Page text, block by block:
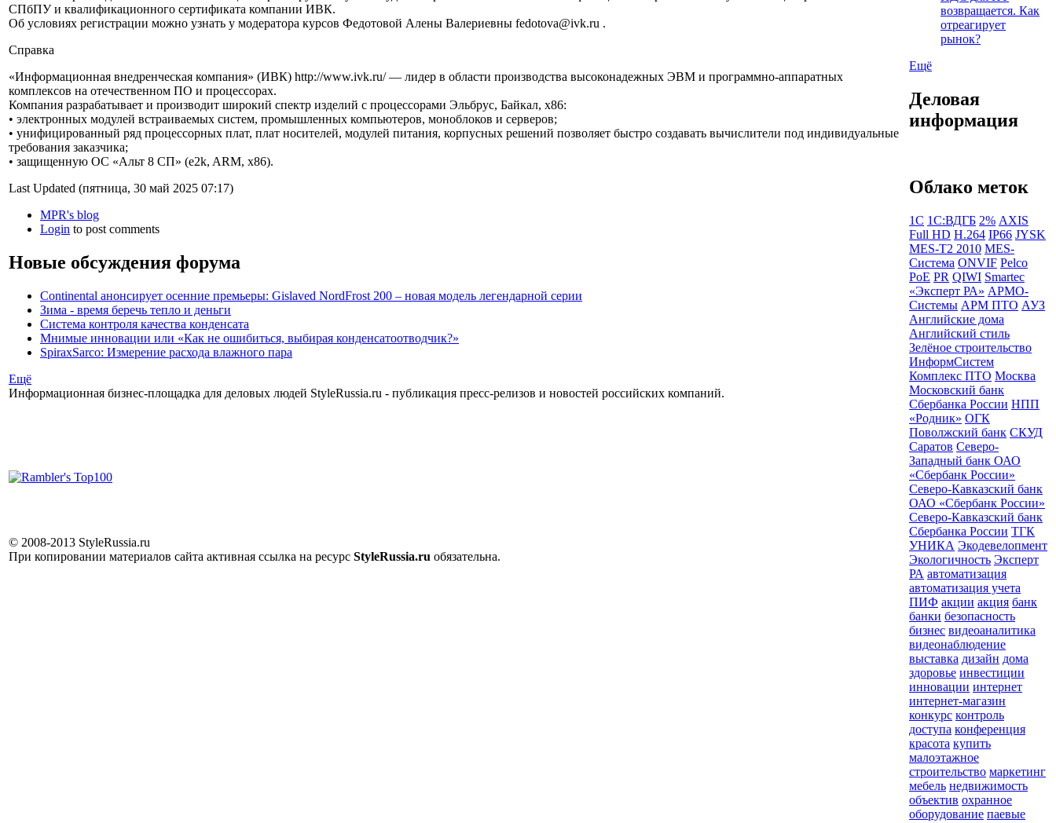
СПбПУ и квалификационного сертификата компании ИВК.
Об условиях регистрации можно узнать у модератора курсов Федотовой Алены Валериевны fedotova@ivk.ru .
Справка
«Информационная внедренческая компания» (ИВК) http://www.ivk.ru/ — лидер в области производства высоконадежных ЭВМ и программно-аппаратных
комплексов на отечественном ПО и процессорах.
Компания разрабатывает и производит широкий спектр изделий с процессорами Эльбрус, Байкал, х86:
• электронных модулей встраиваемых систем, промышленных компьютеров, моноблоков и серверов;
• унифицированный ряд процессорных плат, плат носителей, модулей питания, корпусных решений позволяет быстро создавать вычислители под индивидуальные
требования заказчика;
• защищенную ОС «Альт 8 СП» (e2k, ARM, x86).
Last Updated (пятница, 30 май 2025 07:17)
MPR's blog
Login to post comments
Новые обсуждения форума
Continental анонсирует осенние премьеры: Gislaved NordFrost 200 – новая модель легендарной серии
Зима - время беречь тепло и деньги
Система контроля качества конденсата
Мнимые инновации или «Как не ошибиться, выбирая конденсатоотводчик?»
SpiraxSarco: Измерение расхода влажного пара
Ещё
Информационная бизнес-площадка для деловых людей StyleRussia.ru - публикация пресс-релизов и новостей российских компаний.
© 2008-2013 StyleRussia.ru
При копировании материалов сайта активная ссылка на ресурс StyleRussia.ru обязательна.
возвращается. Как
отреагирует
рынок?
Ещё
Деловая
информация
Облако меток
1С 1С:ВДГБ 2% AXIS
Full HD H.264 IP66 JYSK
MES-T2 2010 MES-
Система ONVIF Pelco
PoE PR QIWI Smartec
«Эксперт РА» АРМО-
Системы АРМ ПТО АУЗ
Английские дома
Английский стиль
Зелёное строительство
ИнформСистем
Комплекс ПТО Москва
Московский банк
Сбербанка России НПП
«Родник» ОГК
Поволжский банк СКУД
Саратов Северо-
Западный банк ОАО
«Сбербанк России»
Северо-Кавказский банк
ОАО «Сбербанк России»
Северо-Кавказский банк
Сбербанка России ТГК
УНИКА Экодевелопмент
Экологичность Эксперт
РА автоматизация
автоматизация учета
ПИФ акции акция банк
банки безопасность
бизнес видеоаналитика
видеонаблюдение
выставка дизайн дома
здоровье инвестиции
инновации интернет
интернет-магазин
конкурс контроль
доступа конференция
красота купить
малоэтажное
строительство маркетинг
мебель недвижимость
объектив охранное
оборудование паевые